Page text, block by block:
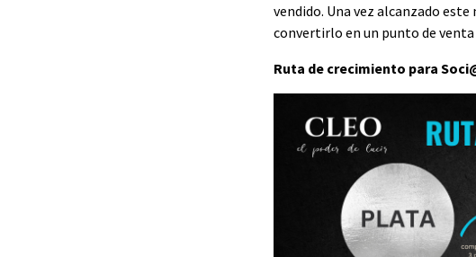
vendido. Una vez alcanzado
convertirlo en un punto de
Ruta de crecimiento para